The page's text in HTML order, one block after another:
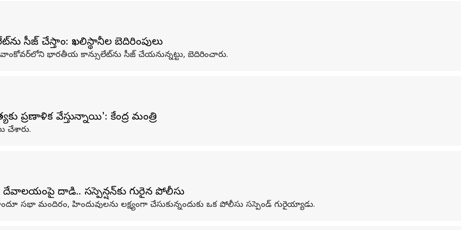
సీజ్‌ చేస్తాం: ఖలిస్థానీల బెదిరింపులు
భారతీయ కాన్సులేట్‌ను సీజ్ చేయనున్నట్టు, బెదిరించారు.
ప్రణాళిక వేస్తున్నాయి': కేంద్ర మంత్రి
చేశారు.
దాడి.. సస్పెన్షన్‌కు గురైన పోలీసు
సభా మందిరం, హిందువులను లక్ష్యంగా చేసుకున్నందుకు ఒక పోలీసు సస్పెండ్ గురైయ్యాడు.